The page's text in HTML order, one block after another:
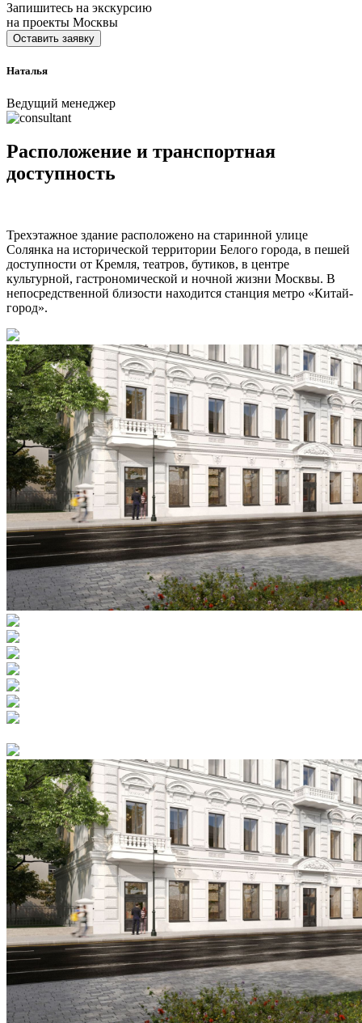
Запишитесь на экскурсию
на проекты Москвы
Оставить заявку
Наталья
Ведущий менеджер
Расположение и транспортная
доступность
Трехэтажное здание расположено на старинной улице
Солянка на исторической территории Белого города, в пешей
доступности от Кремля, театров, бутиков, в центре
культурной, гастрономической и ночной жизни Москвы. В
непосредственной близости находится станция метро «Китай-
город».